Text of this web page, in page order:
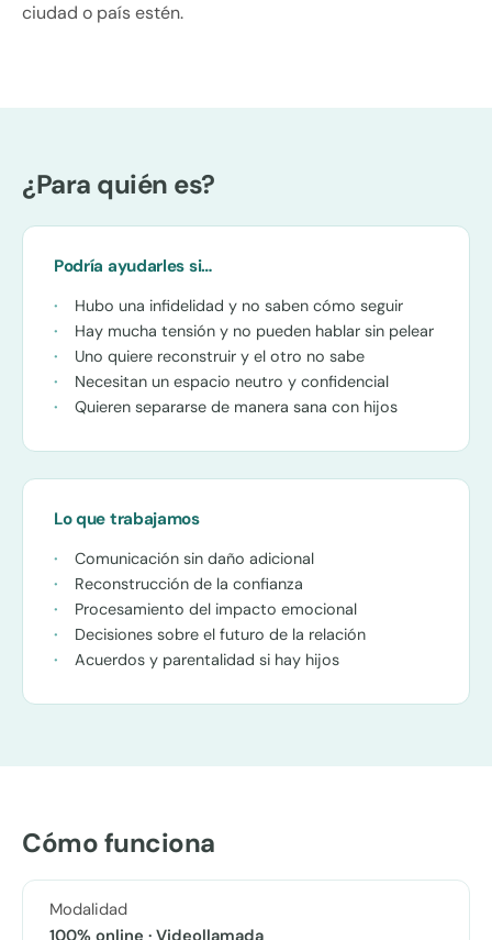
ciudad o país estén.
¿Para quién es?
Podría ayudarles si…
Hubo una infidelidad y no saben cómo seguir
Hay mucha tensión y no pueden hablar sin pelear
Uno quiere reconstruir y el otro no sabe
Necesitan un espacio neutro y confidencial
Quieren separarse de manera sana con hijos
Lo que trabajamos
Comunicación sin daño adicional
Reconstrucción de la confianza
Procesamiento del impacto emocional
Decisiones sobre el futuro de la relación
Acuerdos y parentalidad si hay hijos
Cómo funciona
Modalidad